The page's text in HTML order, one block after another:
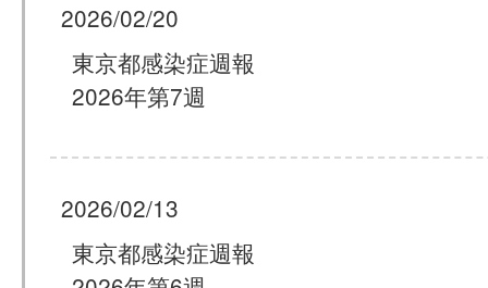
2026/02/20
東京都感染症週報
2026年第7週
2026/02/13
東京都感染症週報